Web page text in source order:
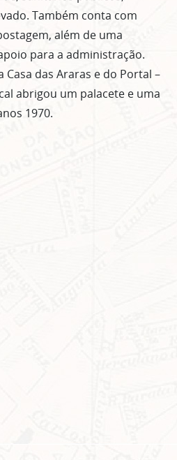
Também conta com
além de uma
para a administração.
das Araras e do Portal –
abrigou um palacete e uma
1970.